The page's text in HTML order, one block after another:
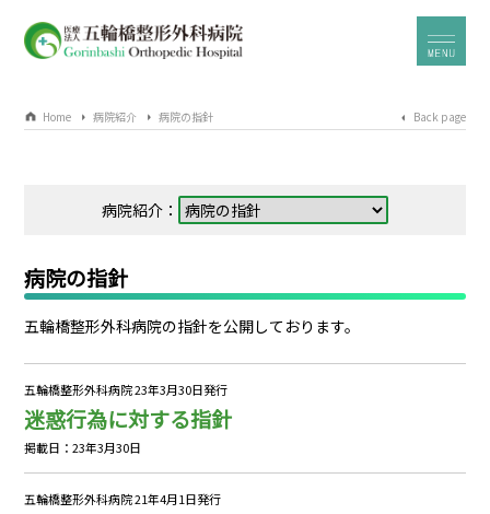
Home 病院紹介 病院の指針 Back page
病院紹介：
病院の指針
五輪橋整形外科病院の指針を公開しております。
五輪橋整形外科病院 23年3月30日発行
迷惑行為に対する指針
掲載日：23年3月30日
五輪橋整形外科病院 21年4月1日発行